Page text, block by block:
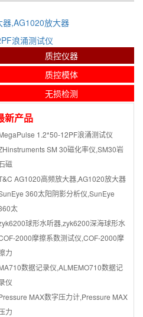
,AG1020放大器
浪涌测试仪
质控仪器
质控模体
无损检测
新产品
1.2*50-12PF浪涌测试仪
SM 30磁化率仪,SM30岩
磁
AG1020高频放大器,AG1020放大器
360太阳阴影分析仪,SunEye
太
球形水听器,zyk6200深海球形水
2000摩擦系数测试仪,COF-2000摩
力
数据记录仪,ALMEMO710数据记
仪
MAX数字压力计,Pressure MAX
力